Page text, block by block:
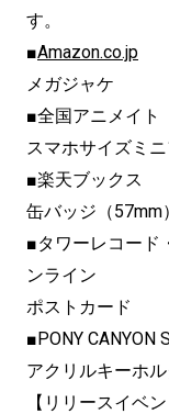
す。
■Amazon.co.jp
メガジャケ
■全国アニメイト
スマホサイズミ
■楽天ブックス
缶バッジ（57mm
■タワーレコード
ンライン
ポストカード
■PONY CANYON
アクリルキーホ
【リリースイベン